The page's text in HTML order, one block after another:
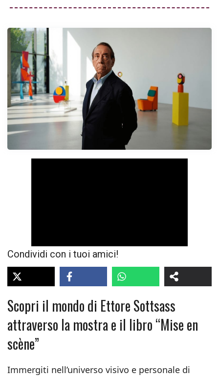
Condividi con i tuoi amici!
Scopri il mondo di Ettore Sottsass
attraverso la mostra e il libro “Mise en
scène”
Immergiti nell’universo visivo e personale di